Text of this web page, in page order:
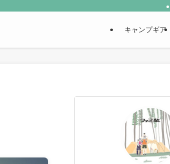
キャンプギア